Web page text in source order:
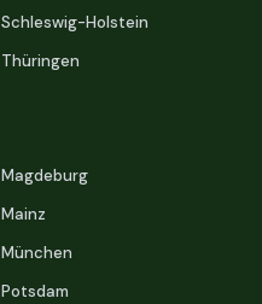
Schleswig-Holstein
Thüringen
Magdeburg
Mainz
München
Potsdam